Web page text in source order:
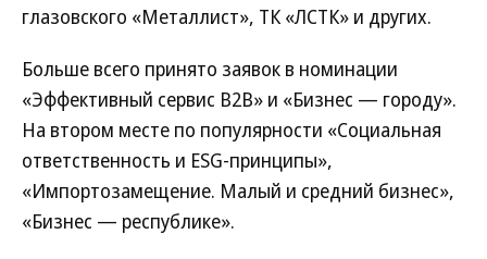
глазовского «Металлист», ТК «ЛСТК» и других.
Больше всего принято заявок в номинации
«Эффективный сервис В2В» и «Бизнес — городу».
На втором месте по популярности «Социальная
ответственность и ESG-принципы»,
«Импортозамещение. Малый и средний бизнес»,
«Бизнес — республике».